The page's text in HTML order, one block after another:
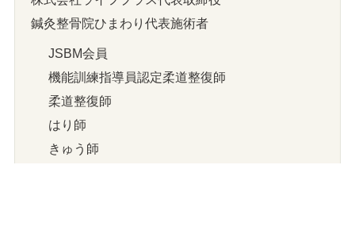
鍼灸整骨院ひまわり代表施術者
JSBM会員
機能訓練指導員認定柔道整復師
柔道整復師
はり師
きゅう師